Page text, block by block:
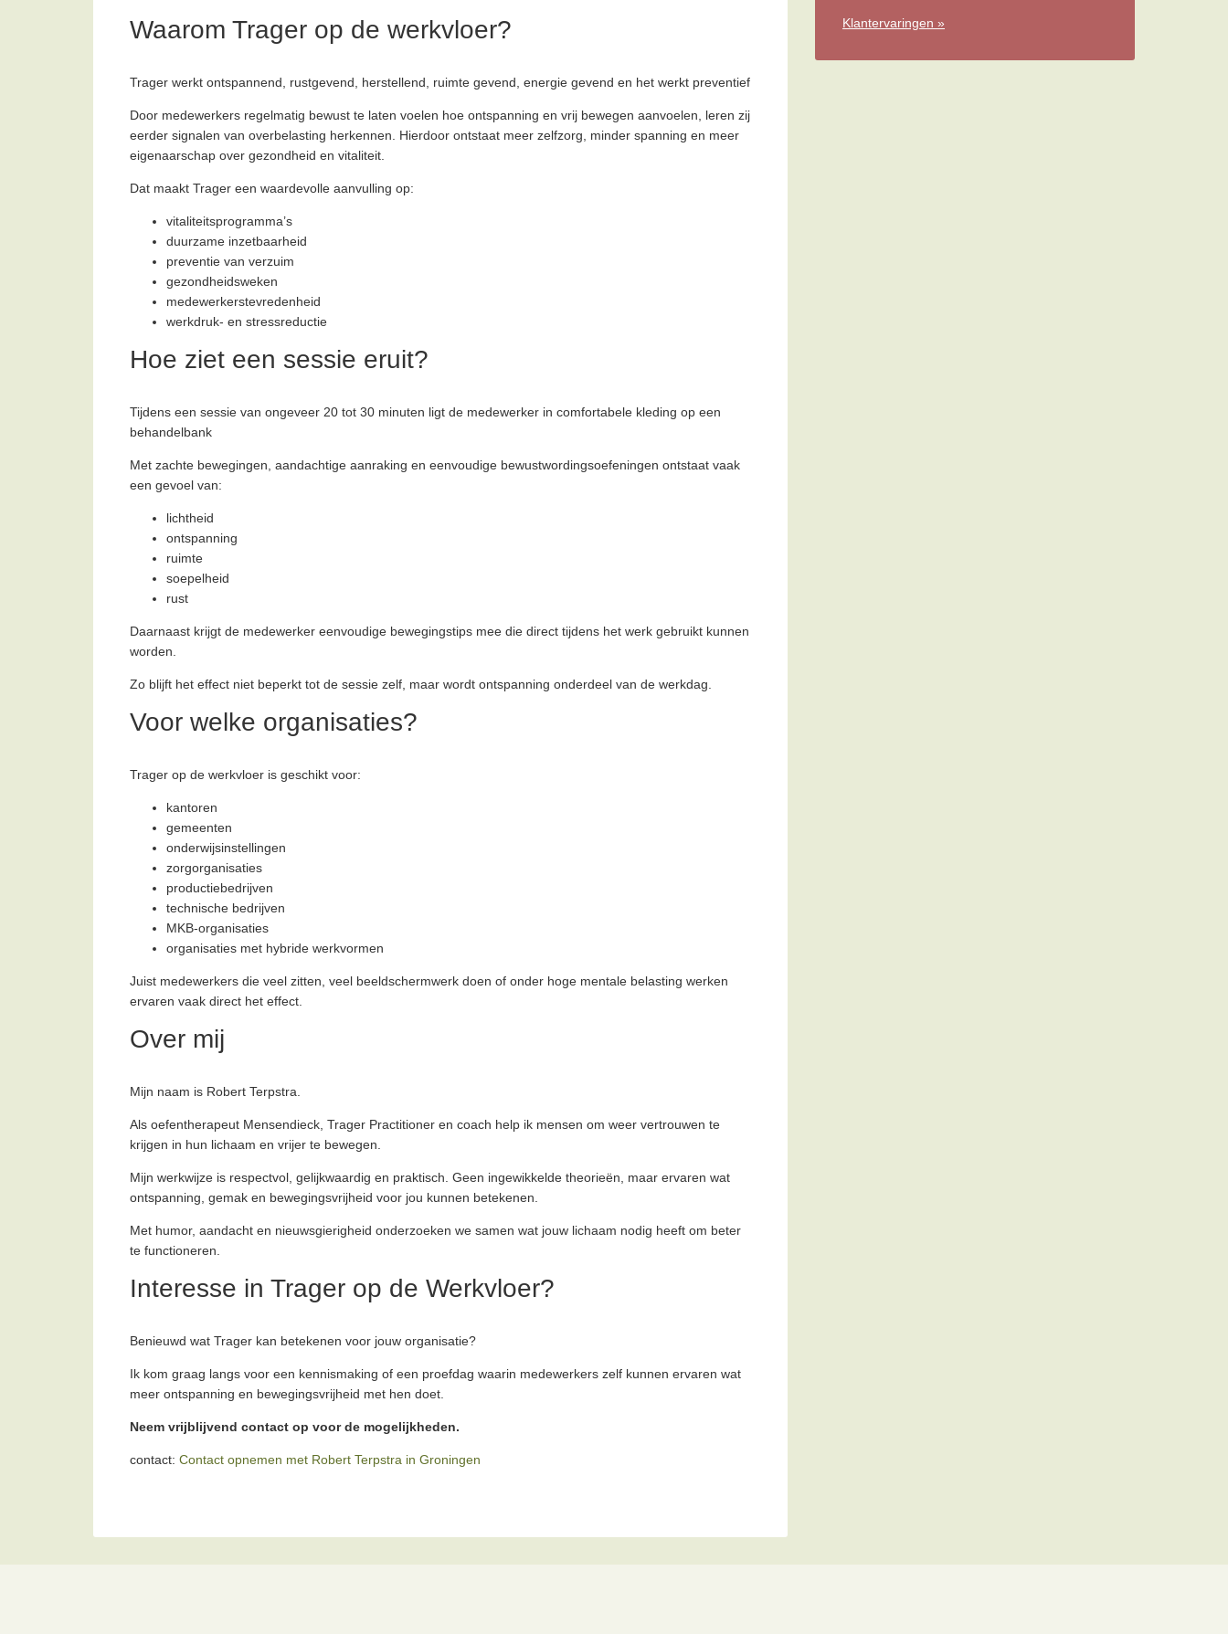
Waarom Trager op de werkvloer?
Trager werkt ontspannend, rustgevend, herstellend, ruimte gevend, energie gevend en het werkt preventief
Door medewerkers regelmatig bewust te laten voelen hoe ontspanning en vrij bewegen aanvoelen, leren zij
eerder signalen van overbelasting herkennen. Hierdoor ontstaat meer zelfzorg, minder spanning en meer
eigenaarschap over gezondheid en vitaliteit.
Dat maakt Trager een waardevolle aanvulling op:
vitaliteitsprogramma’s
duurzame inzetbaarheid
preventie van verzuim
gezondheidsweken
medewerkerstevredenheid
werkdruk- en stressreductie
Hoe ziet een sessie eruit?
Tijdens een sessie van ongeveer 20 tot 30 minuten ligt de medewerker in comfortabele kleding op een
behandelbank
Met zachte bewegingen, aandachtige aanraking en eenvoudige bewustwordingsoefeningen ontstaat vaak
een gevoel van:
lichtheid
ontspanning
ruimte
soepelheid
rust
Daarnaast krijgt de medewerker eenvoudige bewegingstips mee die direct tijdens het werk gebruikt kunnen
worden.
Zo blijft het effect niet beperkt tot de sessie zelf, maar wordt ontspanning onderdeel van de werkdag.
Voor welke organisaties?
Trager op de werkvloer is geschikt voor:
kantoren
gemeenten
onderwijsinstellingen
zorgorganisaties
productiebedrijven
technische bedrijven
MKB-organisaties
organisaties met hybride werkvormen
Juist medewerkers die veel zitten, veel beeldschermwerk doen of onder hoge mentale belasting werken
ervaren vaak direct het effect.
Over mij
Mijn naam is Robert Terpstra.
Als oefentherapeut Mensendieck, Trager Practitioner en coach help ik mensen om weer vertrouwen te
krijgen in hun lichaam en vrijer te bewegen.
Mijn werkwijze is respectvol, gelijkwaardig en praktisch. Geen ingewikkelde theorieën, maar ervaren wat
ontspanning, gemak en bewegingsvrijheid voor jou kunnen betekenen.
Met humor, aandacht en nieuwsgierigheid onderzoeken we samen wat jouw lichaam nodig heeft om beter
te functioneren.
Interesse in Trager op de Werkvloer?
Benieuwd wat Trager kan betekenen voor jouw organisatie?
Ik kom graag langs voor een kennismaking of een proefdag waarin medewerkers zelf kunnen ervaren wat
meer ontspanning en bewegingsvrijheid met hen doet.
Neem vrijblijvend contact op voor de mogelijkheden.
contact: Contact opnemen met Robert Terpstra in Groningen
Klantervaringen »